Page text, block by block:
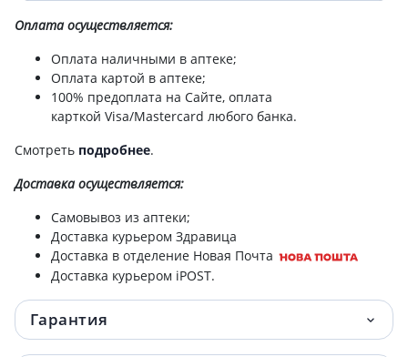
Dr.sante (Санте) cuc b.c. крем д/лица 50мл
Dr.sante (Санте) репейная серия масло
репейное 100мл
Dr.sante hyaluron mezzo pro бустер д/
кожи вокруг глаз 15мл
Dr.sante hyaluron mezzo pro гидрогель
Dr.sante hyaluron mezzo pro крем-гель
дневн 50мл
302.80 грн.
Оплата осуществляется:
Оплата наличными в аптеке;
Оплата картой в аптеке;
100% предоплата на Сайте, оплата
карткой Visa/Mastercard любого банка.
Смотреть подробнее.
Доставкаосуществляется:
Самовывоз из аптеки;
Доставка курьером Здравица
Доставка в отделение Новая Почта
Доставка курьером iPOST.
Гарантия